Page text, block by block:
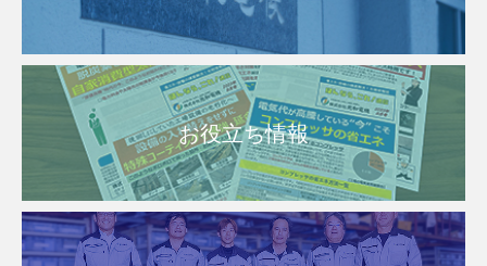
お役立ち情報